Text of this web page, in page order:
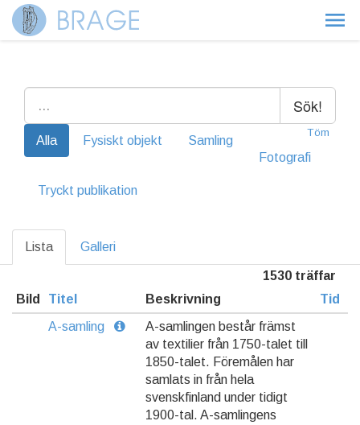
Sök!
Töm
Alla Fysiskt objekt
Samling
Fotografi
Tryckt publikation
Lista Galleri
1530 träffar
Bild
Titel Beskrivning
Tid
A-samling
A-samlingen består främst
av textilier från 1750-talet till
1850-talet. Föremålen har
samlats in från hela
svenskfinland under tidigt
1900-tal. A-samlingens